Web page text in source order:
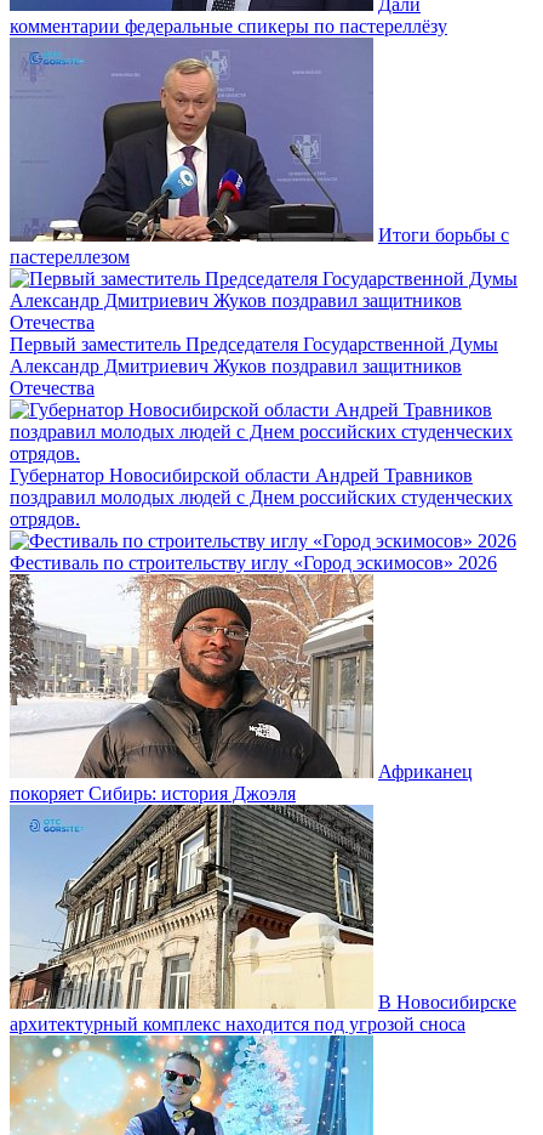
комментарии федеральные спикеры по пастереллёзу
Итоги борьбы с
пастереллезом
Первый заместитель Председателя Государственной Думы
Александр Дмитриевич Жуков поздравил защитников
Отечества
Губернатор Новосибирской области Андрей Травников
поздравил молодых людей с Днем российских студенческих
отрядов.
Фестиваль по строительству иглу «Город эскимосов» 2026
Африканец
покоряет Сибирь: история Джоэля
В Новосибирске
архитектурный комплекс находится под угрозой сноса